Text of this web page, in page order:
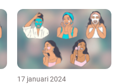
17 januari 2024